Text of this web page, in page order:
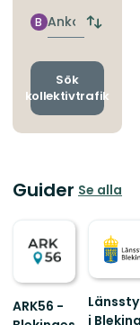
Ankomst
B
Byt
och
Sök
kollektivtrafik
Guider Se alla
ARK56 -
i